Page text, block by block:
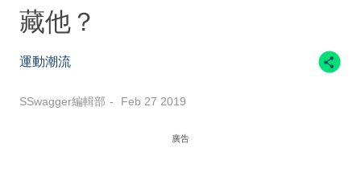
藏他？
運動潮流
SSwagger編輯部 Feb 27 2019
廣告